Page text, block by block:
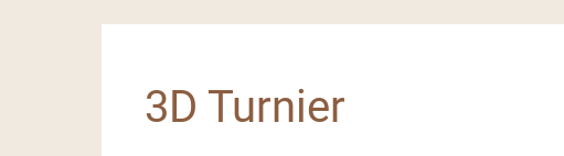
3D Turnier